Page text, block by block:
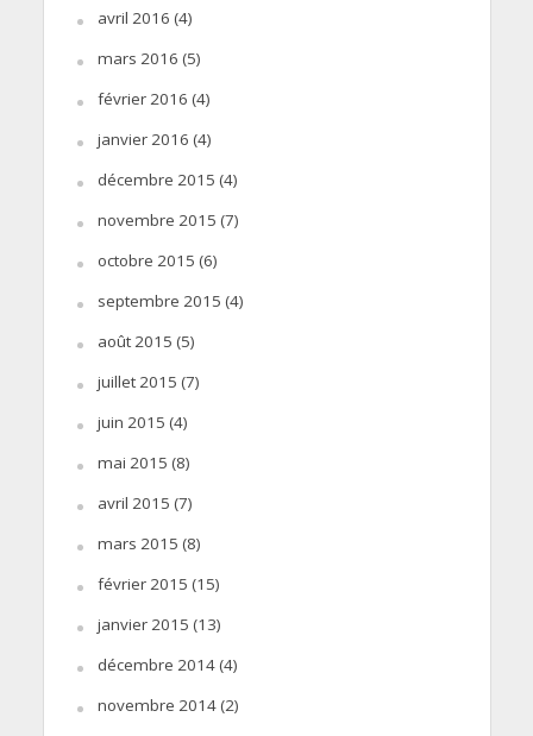
avril 2016 (4)
mars 2016 (5)
février 2016 (4)
janvier 2016 (4)
décembre 2015 (4)
novembre 2015 (7)
octobre 2015 (6)
septembre 2015 (4)
août 2015 (5)
juillet 2015 (7)
juin 2015 (4)
mai 2015 (8)
avril 2015 (7)
mars 2015 (8)
février 2015 (15)
janvier 2015 (13)
décembre 2014(4)
novembre 2014(2)